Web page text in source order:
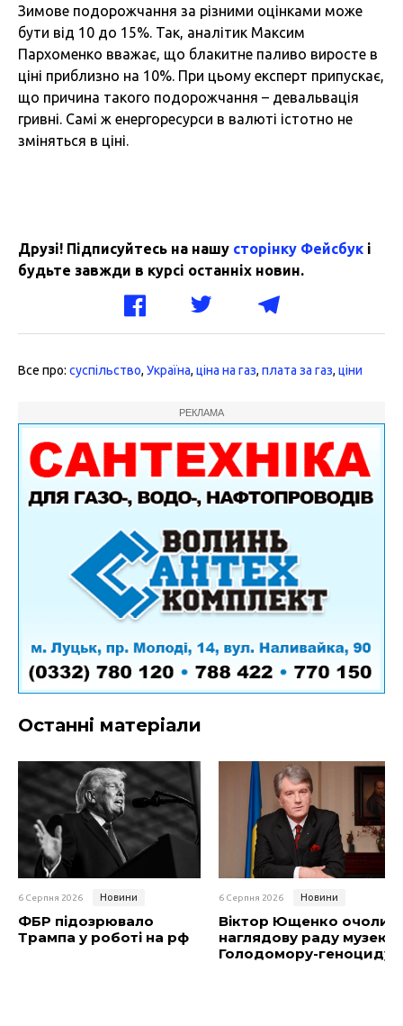
Зимове подорожчання за різними оцінками може
бути від 10 до 15%. Так, аналітик Максим
Пархоменко вважає, що блакитне паливо виросте в
ціні приблизно на 10%. При цьому експерт припускає,
що причина такого подорожчання – девальвація
гривні. Самі ж енергоресурси в валюті істотно не
зміняться в ціні.
Друзі! Підписуйтесь на нашу сторінку Фейсбук і
будьте завжди в курсі останніх новин.
Все про: суспільство, Україна, ціна на газ, плата за газ, ціни
РЕКЛАМА
Останні матеріали
6 Серпня 2026 Новини
ФБР підозрювало
Трампа у роботі на рф
6 Серпня 2026 Новини
Віктор Ющенко очолив
наглядову раду музею
Голодомору-геноциду